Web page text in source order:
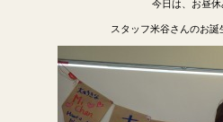
スタッフ米谷さんのお誕